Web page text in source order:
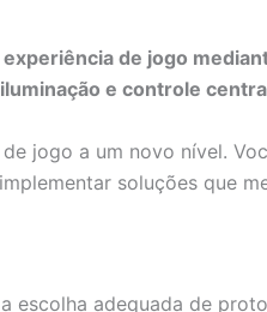
de jogo
e controle
jogo a um novo nível.
soluções que
escolha adequada de